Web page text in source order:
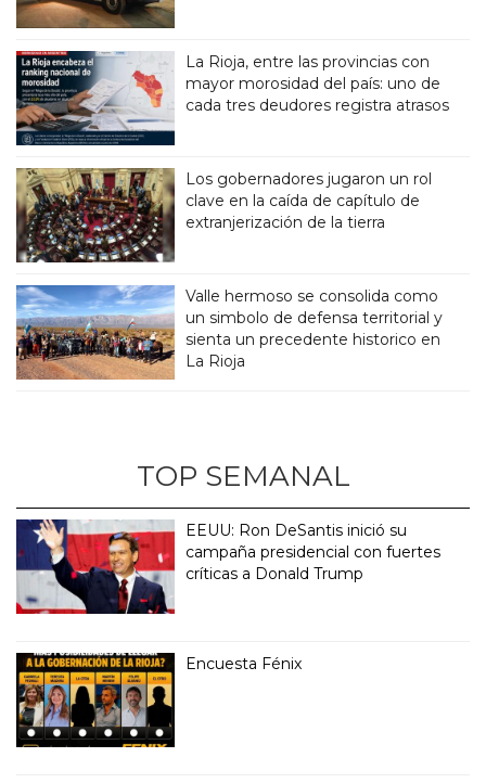
La Rioja, entre las provincias con
mayor morosidad del país: uno de
cada tres deudores registra atrasos
Los gobernadores jugaron un rol
clave en la caída de capítulo de
extranjerización de la tierra
Valle hermoso se consolida como
un simbolo de defensa territorial y
sienta un precedente historico en
La Rioja
TOP SEMANAL
EEUU: Ron DeSantis inició su
campaña presidencial con fuertes
críticas a Donald Trump
Encuesta Fénix